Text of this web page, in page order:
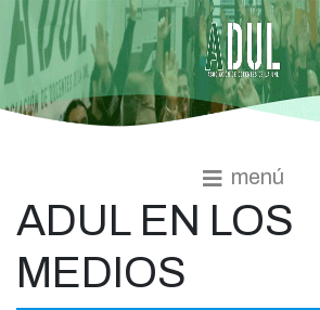
menú
ADUL EN LOS
MEDIOS